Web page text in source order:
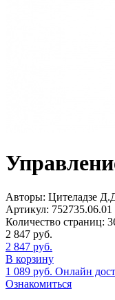
Авторы: Цителадзе
Артикул: 752735.06.01
Количество страниц:
2 847 руб.
2 847 руб.
В корзину
1 089 руб. Онлайн
Ознакомиться